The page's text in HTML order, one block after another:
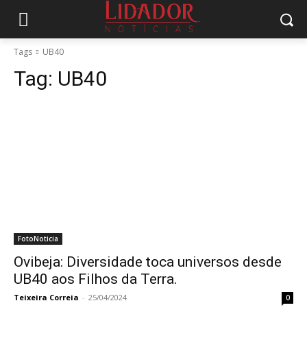
Tags UB40
Tag: UB40
FotoNoticia
Ovibeja: Diversidade toca universos desde
UB40 aos Filhos da Terra.
Teixeira Correia - 25/04/2024 0